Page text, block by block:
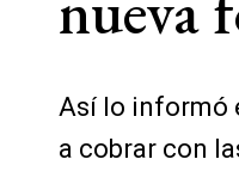
Así lo informó
a cobrar con